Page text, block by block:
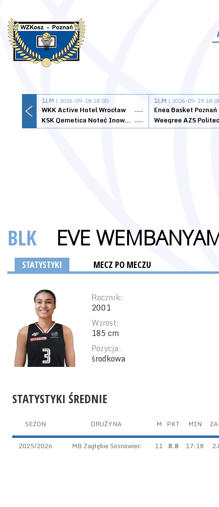
1LM | 2026-09-18 18:00
WKK Active Hotel Wrocław
---
KSK Qemetica Noteć Inowrocław ---
1LM | 2026-09-19
Enea Basket Poznań
BLK EVE
STATYSTYKI MECZ PO MECZU
Rocznik:
2001
Wzrost:
185 cm
Pozycja:
środkowa
STATYSTYKI ŚREDNIE
SEZON DRUŻYNA M PKT MIN
2025/2026 MB Zagłębie Sosnowiec 11 8.8 17:18